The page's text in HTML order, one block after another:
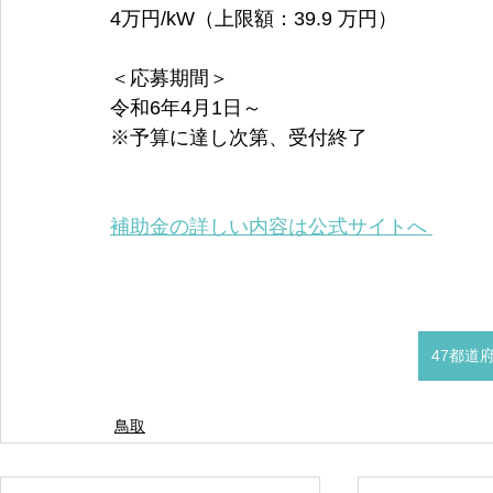
4万円/kW（上限額：39.9 万円）
＜応募期間＞
令和6年4月1日～
※予算に達し次第、受付終了
補助金の詳しい内容は公式サイトへ
47都道
鳥取